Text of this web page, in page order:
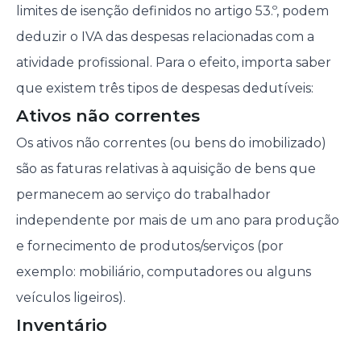
limites de isenção definidos no artigo 53.º, podem
deduzir o IVA das despesas relacionadas com a
atividade profissional. Para o efeito, importa saber
que existem três tipos de despesas dedutíveis:
Ativos não correntes
Os ativos não correntes (ou bens do imobilizado)
são as faturas relativas à aquisição de bens que
permanecem ao serviço do trabalhador
independente por mais de um ano para produção
e fornecimento de produtos/serviços (por
exemplo: mobiliário, computadores ou alguns
veículos ligeiros).
Inventário